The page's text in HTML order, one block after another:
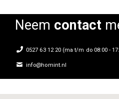
Neem contact
0527 63 12 20 (ma t/m do 08:00 -
info@homint.nl